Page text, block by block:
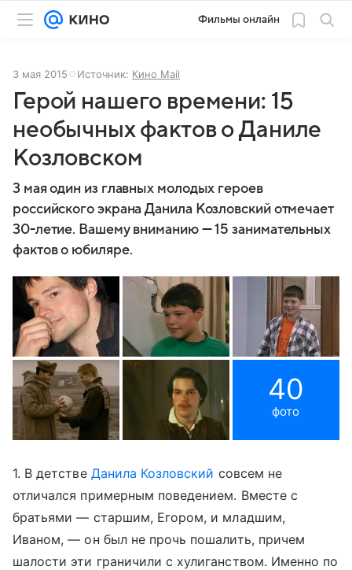
Фильмы онлайн
3 мая 2015 Источник: Кино Mail
Герой нашего времени: 15
необычных фактов о Даниле
Козловском
3 мая один из главных молодых героев
российского экрана Данила Козловский отмечает
30-летие. Вашему вниманию — 15 занимательных
фактов о юбиляре.
40
фото
1. В детстве Данила Козловский совсем не
отличался примерным поведением. Вместе с
братьями — старшим, Егором, и младшим,
Иваном, — он был не прочь пошалить, причем
шалости эти граничили с хулиганством. Именно по